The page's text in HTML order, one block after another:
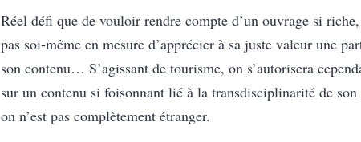
Réel défi que de vouloir rendre compte d’un ouvrage si riche,
pas soi-même en mesure d’apprécier à sa juste valeur une
son contenu… S’agissant de tourisme, on s’autorisera
sur un contenu si foisonnant lié à la transdisciplinarité de
on n’est pas complètement étranger.